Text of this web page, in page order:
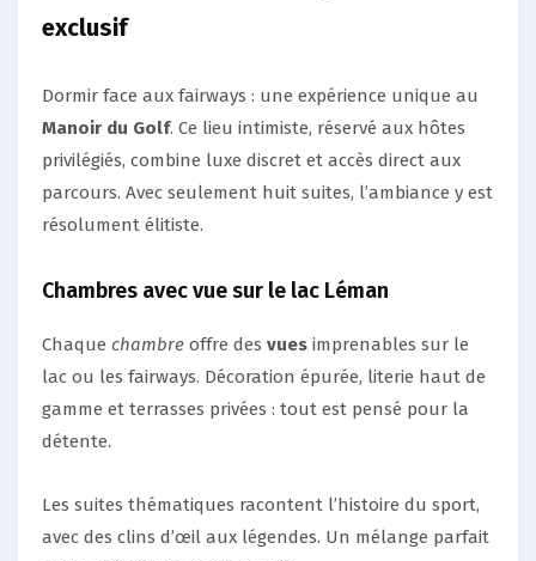
exclusif
Dormir face aux fairways : une expérience unique au
Manoir du Golf. Ce lieu intimiste, réservé aux hôtes
privilégiés, combine luxe discret et accès direct aux
parcours. Avec seulement huit suites, l’ambiance y est
résolument élitiste.
Chambres avec vue sur le lac Léman
Chaque chambre offre des vues imprenables sur le
lac ou les fairways. Décoration épurée, literie haut de
gamme et terrasses privées : tout est pensé pour la
détente.
Les suites thématiques racontent l’histoire du sport,
avec des clins d’œil aux légendes. Un mélange parfait